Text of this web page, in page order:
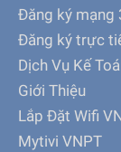
Đăng ký mạng
Đăng ký trực
Dịch Vụ Kế
Giới Thiệu
Lắp Đặt Wifi
Mytivi VNPT